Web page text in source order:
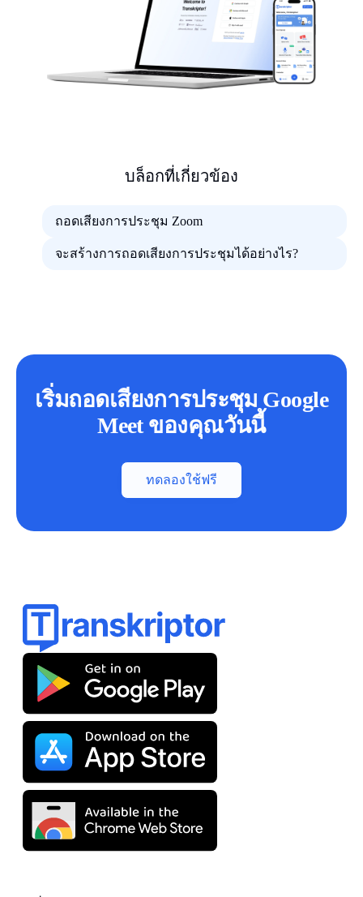
บล็อกที่เกี่ยวข้อง
ถอดเสียงการประชุม Zoom
จะสร้างการถอดเสียงการประชุมได้อย่างไร?
เริ่มถอดเสียงการประชุม Google
Meet ของคุณวันนี้
ทดลองใช้ฟรี